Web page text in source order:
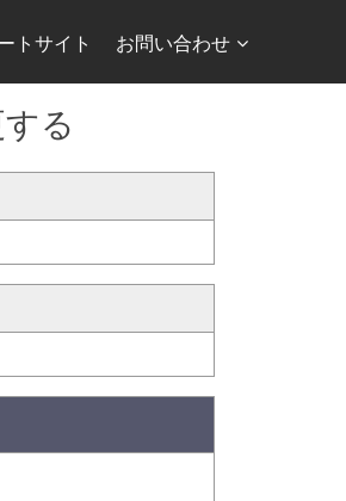
トサイト お問い合わせ
る